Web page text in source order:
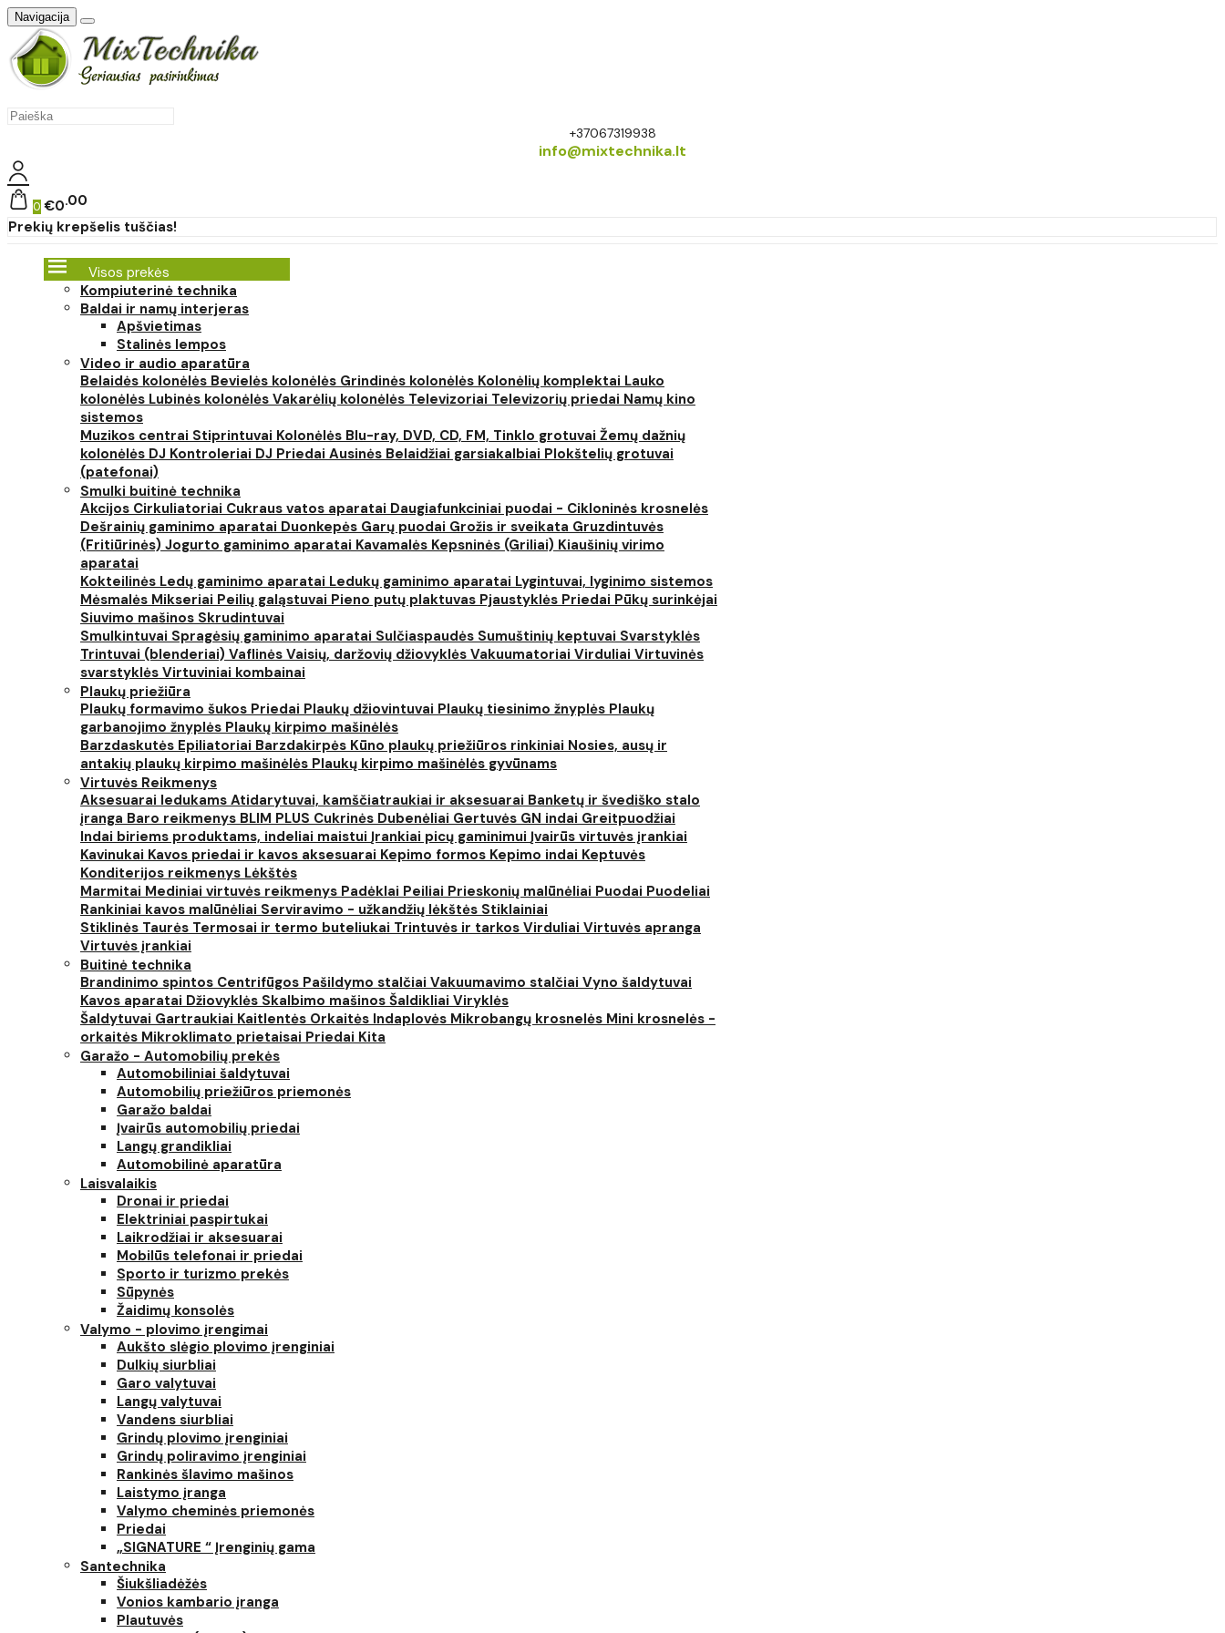
Navigacija
+37067319938
info@mixtechnika.lt
0 €0 00
Prekių krepšelis tuščias!
Visos prekės
Kompiuterinė technika
Baldai ir namų interjeras
Apšvietimas
Stalinės lempos
Video ir audio aparatūra
Belaidės kolonėlės Bevielės kolonėlės Grindinės kolonėlės Kolonėlių komplektai Lauko
kolonėlės Lubinės kolonėlės Vakarėlių kolonėlės Televizoriai Televizorių priedai Namų kino
sistemos
Muzikos centrai Stiprintuvai Kolonėlės Blu-ray, DVD, CD, FM, Tinklo grotuvai Žemų dažnių
kolonėlės DJ Kontroleriai DJ Priedai Ausinės Belaidžiai garsiakalbiai Plokštelių grotuvai
(patefonai)
Smulki buitinė technika
Akcijos Cirkuliatoriai Cukraus vatos aparatai Daugiafunkciniai puodai - Cikloninės krosnelės
Dešrainių gaminimo aparatai Duonkepės Garų puodai Grožis ir sveikata Gruzdintuvės
(Fritiūrinės) Jogurto gaminimo aparatai Kavamalės Kepsninės (Griliai) Kiaušinių virimo
aparatai
Kokteilinės Ledų gaminimo aparatai Ledukų gaminimo aparatai Lygintuvai, lyginimo sistemos
Mėsmalės Mikseriai Peilių galąstuvai Pieno putų plaktuvas Pjaustyklės Priedai Pūkų surinkėjai
Siuvimo mašinos Skrudintuvai
Smulkintuvai Spragėsių gaminimo aparatai Sulčiaspaudės Sumuštinių keptuvai Svarstyklės
Trintuvai (blenderiai) Vaflinės Vaisių, daržovių džiovyklės Vakuumatoriai Virduliai Virtuvinės
svarstyklės Virtuviniai kombainai
Plaukų priežiūra
Plaukų formavimo šukos Priedai Plaukų džiovintuvai Plaukų tiesinimo žnyplės Plaukų
garbanojimo žnyplės Plaukų kirpimo mašinėlės
Barzdaskutės Epiliatoriai Barzdakirpės Kūno plaukų priežiūros rinkiniai Nosies, ausų ir
antakių plaukų kirpimo mašinėlės Plaukų kirpimo mašinėlės gyvūnams
Virtuvės Reikmenys
Aksesuarai ledukams Atidarytuvai, kamščiatraukiai ir aksesuarai Banketų ir švediško stalo
įranga Baro reikmenys BLIM PLUS Cukrinės Dubenėliai Gertuvės GN indai Greitpuodžiai
Indai biriems produktams, indeliai maistui Įrankiai picų gaminimui Įvairūs virtuvės įrankiai
Kavinukai Kavos priedai ir kavos aksesuarai Kepimo formos Kepimo indai Keptuvės
Konditerijos reikmenys Lėkštės
Marmitai Mediniai virtuvės reikmenys Padėklai Peiliai Prieskonių malūnėliai Puodai Puodeliai
Rankiniai kavos malūnėliai Serviravimo - užkandžių lėkštės Stiklainiai
Stiklinės Taurės Termosai ir termo buteliukai Trintuvės ir tarkos Virduliai Virtuvės apranga
Virtuvės įrankiai
Buitinė technika
Brandinimo spintos Centrifūgos Pašildymo stalčiai Vakuumavimo stalčiai Vyno šaldytuvai
Kavos aparatai Džiovyklės Skalbimo mašinos Šaldikliai Viryklės
Šaldytuvai Gartraukiai Kaitlentės Orkaitės Indaplovės Mikrobangų krosnelės Mini krosnelės -
orkaitės Mikroklimato prietaisai Priedai Kita
Garažo - Automobilių prekės
Automobiliniai šaldytuvai
Automobilių priežiūros priemonės
Garažo baldai
Įvairūs automobilių priedai
Langų grandikliai
Automobilinė aparatūra
Laisvalaikis
Dronai ir priedai
Elektriniai paspirtukai
Laikrodžiai ir aksesuarai
Mobilūs telefonai ir priedai
Sporto ir turizmo prekės
Sūpynės
Žaidimų konsolės
Valymo - plovimo įrengimai
Aukšto slėgio plovimo įrenginiai
Dulkių siurbliai
Garo valytuvai
Langų valytuvai
Vandens siurbliai
Grindų plovimo įrenginiai
Grindų poliravimo įrenginiai
Rankinės šlavimo mašinos
Laistymo įranga
Valymo cheminės priemonės
Priedai
„SIGNATURE “ Įrenginių gama
Santechnika
Šiukšliadėžės
Vonios kambario įranga
Plautuvės